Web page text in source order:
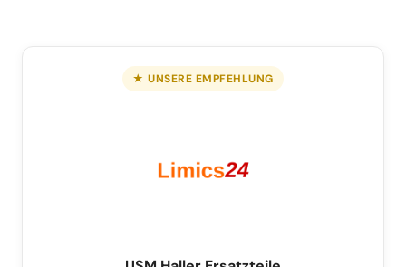
★ UNSERE EMPFEHLUNG